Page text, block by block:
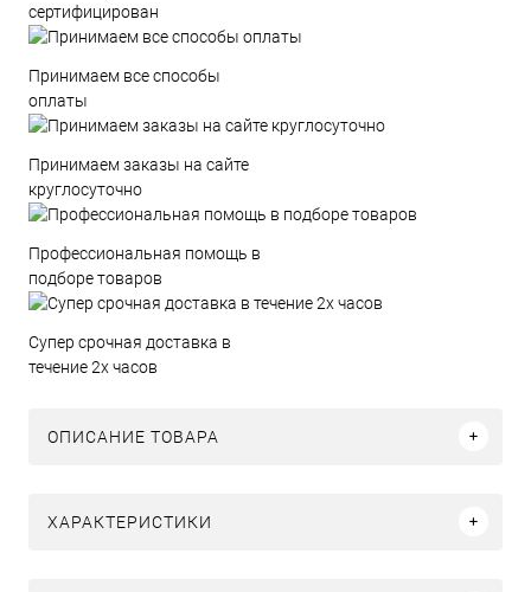
сертифицирован
Принимаем все способы
оплаты
Принимаем заказы на сайте
круглосуточно
Профессиональная помощь в
подборе товаров
Супер срочная доставка в
течение 2х часов
ОПИСАНИЕ ТОВАРА
ХАРАКТЕРИСТИКИ